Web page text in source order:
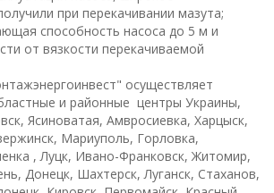
при перекачивании мазута;
способность насоса до 5 м и
от вязкости перекачиваемой
осуществляет
и районные центры Украины,
Ясиноватая, Амвросиевка, Харцыск,
Мариуполь, Горловка,
, Луцк, Ивано-Франковск, Житомир,
Донецк, Шахтерск, Луганск, Стаханов,